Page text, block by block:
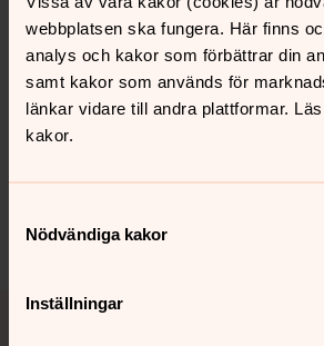
webbplatsen ska fungera. Här finns
analys och kakor som förbättrar din
samt kakor som används för
länkar vidare till andra plattformar.
kakor.
Nödvändiga kakor
Inställningar
Senast ändrad 10 juni 2026
Synpunkter eller frågor på
Dela
Tillbaka till toppen
Tillbaka till innehållet